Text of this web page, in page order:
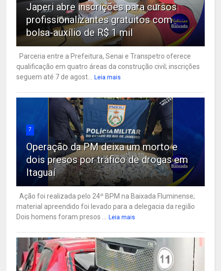
Japeri abre inscrições para cursos
profissionalizantes gratuitos com
bolsa-auxílio de R$ 1 mil
Parceria entre a Prefeitura, Senai e Transpetro oferece
qualificação em quatro áreas da construção civil; inscrições
seguem até 7 de agost...
Leia mais
7
Operação da PM deixa um morto e
dois presos por tráfico de drogas em
Itaguaí
Ação foi realizada pelo 24º BPM na Baixada Fluminense;
material apreendido foi levado para a delegacia da região
Dois homens foram presos ...
Leia mais